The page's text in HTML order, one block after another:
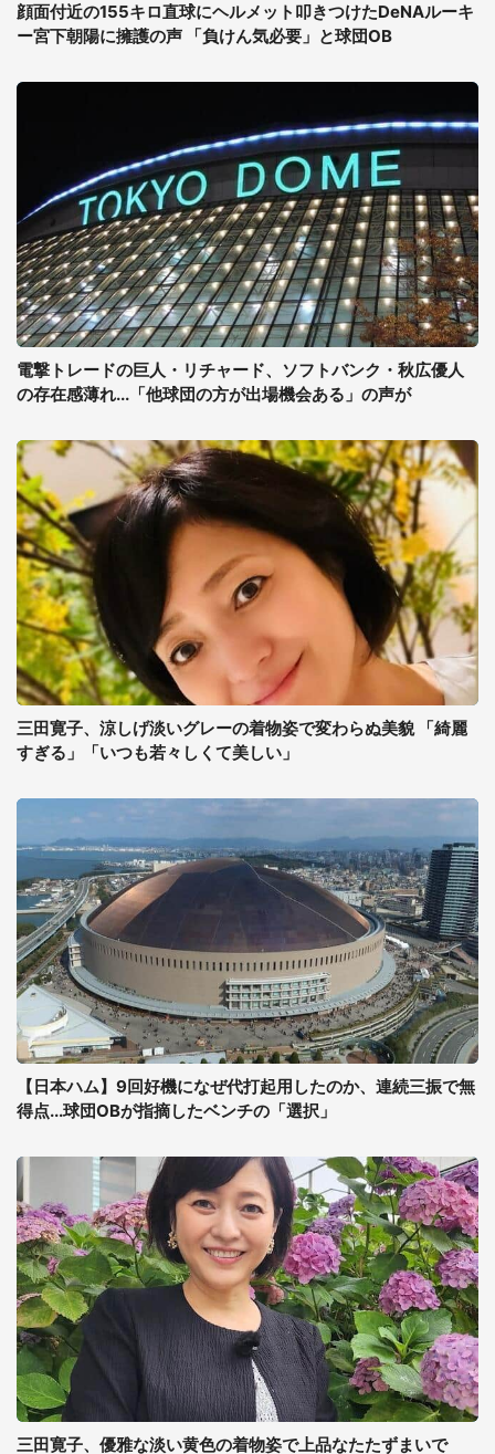
顔面付近の155キロ直球にヘルメット叩きつけたDeNAルーキ
ー宮下朝陽に擁護の声 「負けん気必要」と球団OB
電撃トレードの巨人・リチャード、ソフトバンク・秋広優人
の存在感薄れ...「他球団の方が出場機会ある」の声が
三田寛子、涼しげ淡いグレーの着物姿で変わらぬ美貌 「綺麗
すぎる」「いつも若々しくて美しい」
【日本ハム】9回好機になぜ代打起用したのか、連続三振で無
得点...球団OBが指摘したベンチの「選択」
三田寛子、優雅な淡い黄色の着物姿で上品なたたずまいで